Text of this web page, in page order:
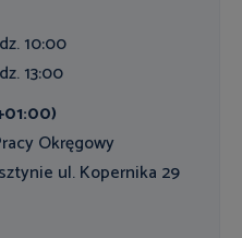
10:00
13:00
Okręgowy
ul. Kopernika 29